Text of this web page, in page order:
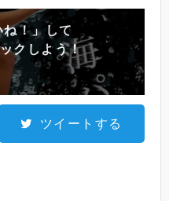
！」して
クしよう！
ツイートする